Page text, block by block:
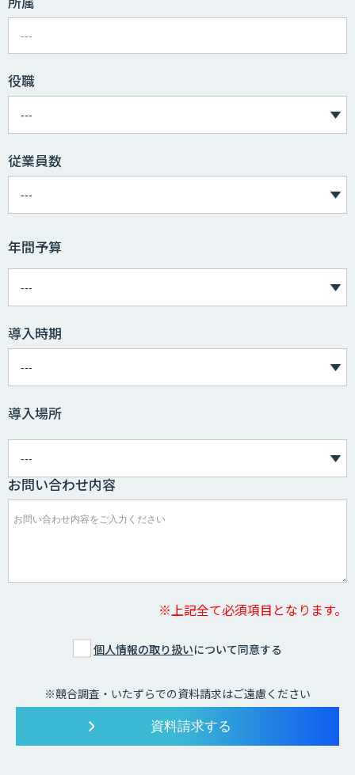
役職
従業員数
年間予算
導入時期
導入場所
お問い合わせ内容
※上記全て必須項目となります。
個人情報の取り扱いについて同意する
※競合調査・いたずらでの資料請求はご遠慮ください